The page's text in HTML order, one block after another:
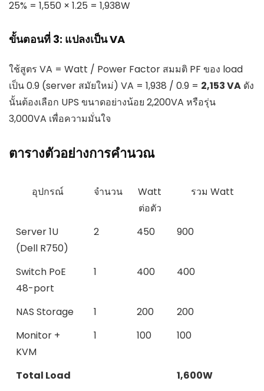
25% = 1,550 × 1.25 = 1,938W
ขั้นตอนที่ 3: แปลงเป็น VA
ใช้สูตร VA = Watt / Power Factor สมมติ PF ของ load
เป็น 0.9 (server สมัยใหม่) VA = 1,938 / 0.9 = 2,153 VA ดัง
นั้นต้องเลือก UPS ขนาดอย่างน้อย 2,200VA หรือรุ่น
3,000VA เพื่อความมั่นใจ
ตารางตัวอย่างการคำนวณ
อุปกรณ์ จำนวน
Watt
ต่อตัว
รวม Watt
Server 1U
(Dell R750)
2 450 900
Switch PoE
48-port
1 400 400
NAS Storage 1 200
200
Monitor +
KVM
1 100 100
Total Load
1,600W